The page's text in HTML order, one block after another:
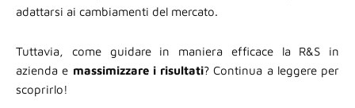
adattarsi ai cambiamenti del mercato.
Tuttavia, come guidare in maniera efficace la R&S in
azienda e massimizzare i risultati? Continua a leggere per
scoprirlo!